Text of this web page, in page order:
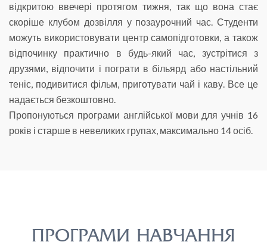
відкритою ввечері протягом тижня, так що вона стає
скоріше клубом дозвілля у позаурочний час. Студенти
можуть використовувати центр самопідготовки, а також
відпочинку практично в будь-який час, зустрітися з
друзями, відпочити і пограти в більярд або настільний
теніс, подивитися фільм, приготувати чай і каву. Все це
надається безкоштовно.
Пропонуються програми англійської мови для учнів 16
років і старше в невеликих групах, максимально 14 осіб.
ПРОГРАМИ НАВЧАННЯ